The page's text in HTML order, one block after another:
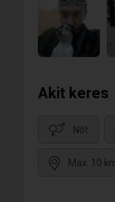
Akit keres
Nőt
Max. 10